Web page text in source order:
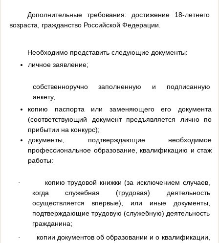
Дополнительные требования: достижение 18-летнего
возраста, гражданство Российской Федерации.
Необходимо представить следующие документы:
личное заявление;
собственноручно заполненную и подписанную
анкету,
копию паспорта или заменяющего его документа
(соответствующий документ предъявляется лично по
прибытии на конкурс);
документы, подтверждающие необходимое
профессиональное образование, квалификацию и стаж
работы:
·
копию трудовой книжки (за исключением случаев,
когда служебная (трудовая) деятельность
осуществляется впервые), или иные документы,
подтверждающие трудовую (служебную) деятельность
гражданина;
·
копии документов об образовании и о квалификации,